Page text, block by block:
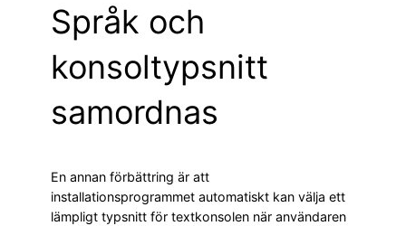
Språk och
konsoltypsnitt
samordnas
En annan förbättring är att
installationsprogrammet automatiskt kan välja ett
lämpligt typsnitt för textkonsolen när användaren